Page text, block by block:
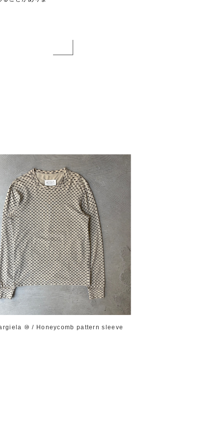
⑩ / Honeycomb pattern sleeve